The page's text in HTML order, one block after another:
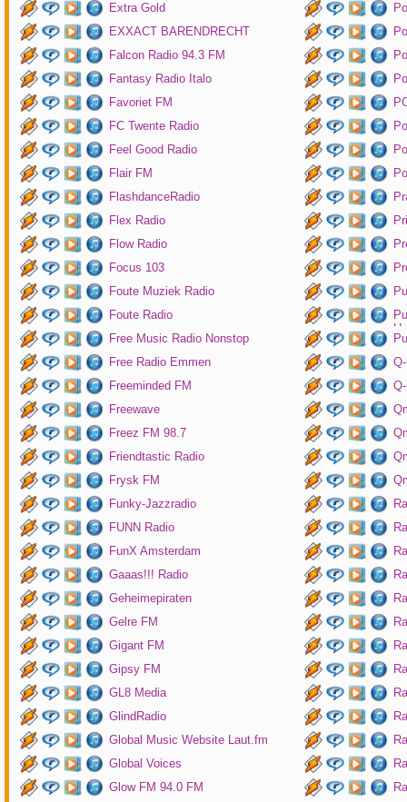
Extra Gold
EXXACT BARENDRECHT
Falcon Radio 94.3 FM
Fantasy Radio Italo
Favoriet FM
FC Twente Radio
Feel Good Radio
Flair FM
FlashdanceRadio
Flex Radio
Flow Radio
Focus 103
Foute Muziek Radio
Foute Radio
Free Music Radio Nonstop
Free Radio Emmen
Freeminded FM
Freewave
Freez FM 98.7
Friendtastic Radio
Frysk FM
Funky-Jazzradio
FUNN Radio
FunX Amsterdam
Gaaas!!! Radio
Geheimepiraten
Gelre FM
Gigant FM
Gipsy FM
GL8 Media
GlindRadio
Global Music Website Laut.fm
Global Voices
Glow FM 94.0 FM